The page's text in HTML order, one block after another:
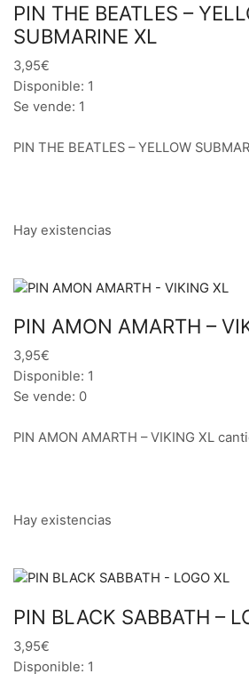
PIN THE BEATLES –
SUBMARINE XL
3,95€
Disponible: 1
Se vende: 1
PIN THE BEATLES – YELLOW
Hay existencias
PIN AMON AMARTH –
3,95€
Disponible: 1
Se vende: 0
PIN AMON AMARTH – VIKING XL
Hay existencias
PIN BLACK SABBATH –
3,95€
Disponible: 1